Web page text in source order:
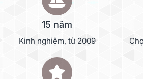
15 năm
Kinh nghiệm, từ 2009